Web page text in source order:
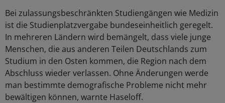
Bei zulassungsbeschränkten Studiengängen wie Medizin
ist die Studienplatzvergabe bundeseinheitlich geregelt.
In mehreren Ländern wird bemängelt, dass viele junge
Menschen, die aus anderen Teilen Deutschlands zum
Studium in den Osten kommen, die Region nach dem
Abschluss wieder verlassen. Ohne Änderungen werde
man bestimmte demografische Probleme nicht mehr
bewältigen können, warnte Haseloff.